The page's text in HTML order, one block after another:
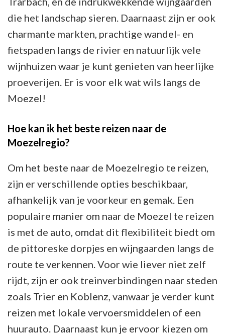
die het landschap sieren. Daarnaast zijn er ook
charmante markten, prachtige wandel- en
fietspaden langs de rivier en natuurlijk vele
wijnhuizen waar je kunt genieten van heerlijke
proeverijen. Er is voor elk wat wils langs de
Moezel!
Hoe kan ik het beste reizen naar de
Moezelregio?
Om het beste naar de Moezelregio te reizen,
zijn er verschillende opties beschikbaar,
afhankelijk van je voorkeur en gemak. Een
populaire manier om naar de Moezel te reizen
is met de auto, omdat dit flexibiliteit biedt om
de pittoreske dorpjes en wijngaarden langs de
route te verkennen. Voor wie liever niet zelf
rijdt, zijn er ook treinverbindingen naar steden
zoals Trier en Koblenz, vanwaar je verder kunt
reizen met lokale vervoersmiddelen of een
huurauto. Daarnaast kun je ervoor kiezen om